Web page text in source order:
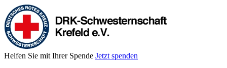
Helfen Sie mit Ihrer Spende Jetzt spenden